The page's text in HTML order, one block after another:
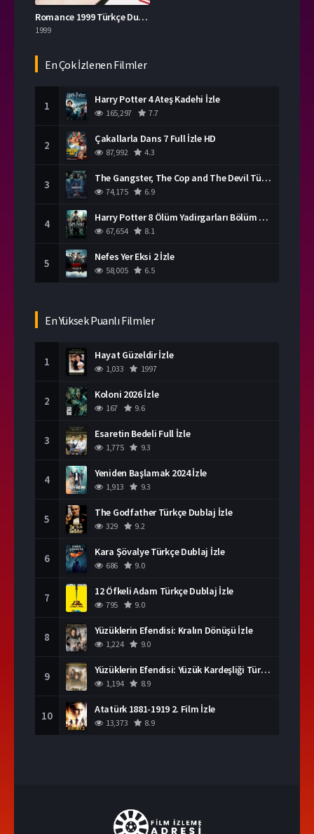
Romance 1999 Türkçe Dublaj İzle
1999
En Çok İzlenen Filmler
1 Harry Potter 4 Ateş Kadehi İzle
165,297 7.7
2 Çakallarla Dans 7 Full İzle HD
87,992 4.3
3 The Gangster, The Cop and The Devil Türkçe Dublaj İzle
74,175 6.9
4 Harry Potter 8 Ölüm Yadirgarları Bölüm 2 İzle
67,654 8.1
5 Nefes Yer Eksi 2 İzle
58,005 6.5
En Yüksek Puanlı Filmler
1 Hayat Güzeldir İzle
1,033 1997
2 Koloni 2026 İzle
167 9.6
3 Esaretin Bedeli Full İzle
1,775 9.3
4 Yeniden Başlamak 2024 İzle
1,913 9.3
5 The Godfather Türkçe Dublaj İzle
329 9.2
6 Kara Şövalye Türkçe Dublaj İzle
686 9.0
7 12 Öfkeli Adam Türkçe Dublaj İzle
795 9.0
8 Yüzüklerin Efendisi: Kralın Dönüşü İzle
1,224 9.0
9 Yüzüklerin Efendisi: Yüzük Kardeşliği Türkçe Dublaj İzle
1,194 8.9
10 Atatürk 1881-1919 2. Film İzle
13,373 8.9